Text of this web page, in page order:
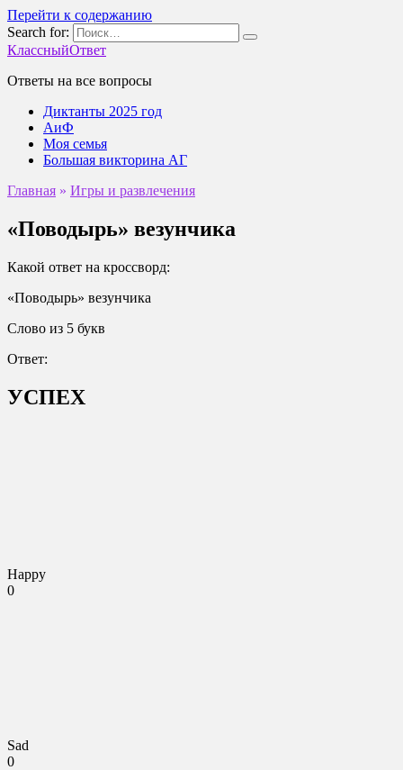
Перейти к содержанию
Search for:
КлассныйОтвет
Ответы на все вопросы
Диктанты 2025 год
АиФ
Моя семья
Большая викторина АГ
Главная » Игры и развлечения
«Поводырь» везунчика
Какой ответ на кроссворд:
«Поводырь» везунчика
Слово из 5 букв
Ответ:
УСПЕХ
Happy
0
Sad
0